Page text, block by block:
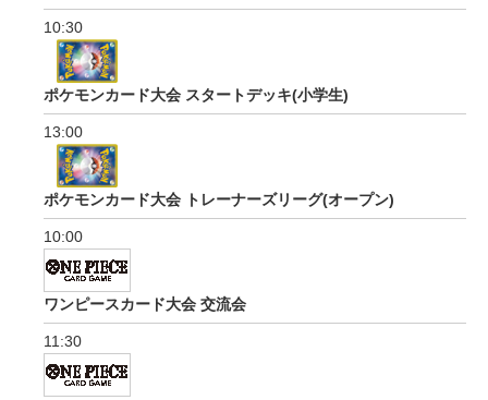
10:30
ポケモンカード大会 スタートデッキ(小学生)
13:00
ポケモンカード大会 トレーナーズリーグ(オープン)
10:00
ワンピースカード大会 交流会
11:30